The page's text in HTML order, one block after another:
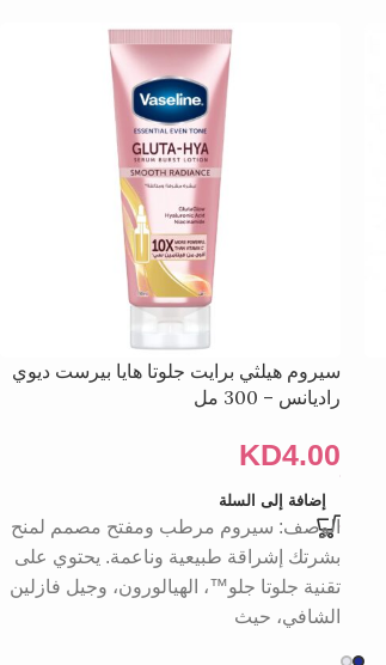
سيروم هيلثي برايت جلوتا هايا بيرست ديوي
راديانس – 300 مل
KD4.00
إضافة إلى السلة
الوصف: سيروم مرطب ومفتح مصمم لمنح
بشرتك إشراقة طبيعية وناعمة. يحتوي على
تقنية جلوتا جلو™، الهيالورون، وجيل فازلين
الشافي، حيث